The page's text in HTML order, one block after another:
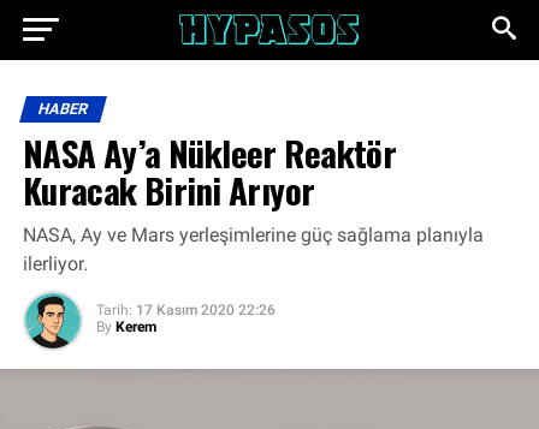
HABER
NASA Ay’a Nükleer Reaktör
Kuracak Birini Arıyor
NASA, Ay ve Mars yerleşimlerine güç sağlama planıyla
ilerliyor.
Tarih: 17 Kasım 2020 22:26
By Kerem